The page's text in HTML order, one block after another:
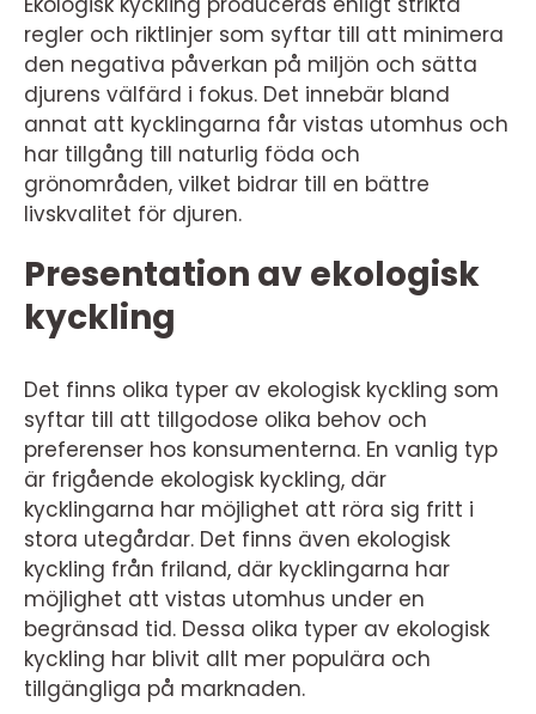
regler och riktlinjer som syftar till att minimera
den negativa påverkan på miljön och sätta
djurens välfärd i fokus. Det innebär bland
annat att kycklingarna får vistas utomhus och
har tillgång till naturlig föda och
grönområden, vilket bidrar till en bättre
livskvalitet för djuren.
Presentation av ekologisk
kyckling
Det finns olika typer av ekologisk kyckling som
syftar till att tillgodose olika behov och
preferenser hos konsumenterna. En vanlig typ
är frigående ekologisk kyckling, där
kycklingarna har möjlighet att röra sig fritt i
stora utegårdar. Det finns även ekologisk
kyckling från friland, där kycklingarna har
möjlighet att vistas utomhus under en
begränsad tid. Dessa olika typer av ekologisk
kyckling har blivit allt mer populära och
tillgängliga på marknaden.